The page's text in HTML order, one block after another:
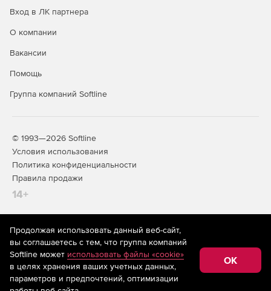
серверов и рабочих станций.
испанском, итальянском, немецком и французском.
Вход в ЛК партнера
О компании
Вакансии
Помощь
Группа компаний Softline
© 1993—2026 Softline
Условия использования
Политика конфиденциальности
Правила продажи
14+
На информационном ресурсе store.softline.ru применяются
рекомендательные технологии(информационные технологии
предоставления информации на основе сбора,
систематизации и анализа сведений, относящихся к
предпочтениям пользователей сети «Интернет»,
находящихся на территории Российской Федерации)
Продолжая использовать данный веб-сайт,
вы соглашаетесь с тем, что группа компаний
Softline может использовать файлы «cookie»
в целях хранения ваших учетных данных,
параметров и предпочтений, оптимизации
OK